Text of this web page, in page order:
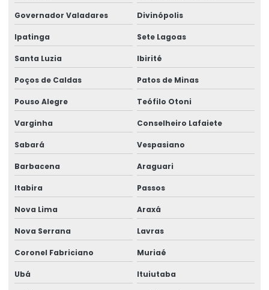
Empresa de gerenciamento ergonômico
Empresa de gestão de ergonomia
Empresa de higiene ocupacional
Empresa de higiene e segurança do trabalho
Empresa medicina do trabalho
Empresa de perícia de insalubridade
Empresa perícia médica
Empresa perícia médica para inss
Empresa de perícia médica previdenciária
Empresa de perícia médica de regulação
Governador Valadares Divinópolis
Ipatinga Sete Lagoas
Santa Luzia Ibirité
Poços de Caldas Patos de Minas
Pouso Alegre Teófilo Otoni
Varginha Conselheiro Lafaiete
Sabará Vespasiano
Barbacena Araguari
Itabira Passos
Nova Lima Araxá
Nova Serrana Lavras
Coronel Fabriciano Muriaé
Ubá Ituiutaba